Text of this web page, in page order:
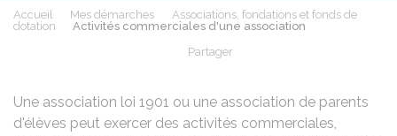
Accueil Mes démarches
Associations, fondations et fonds de
dotation
Activités commerciales d'une association
Partager
Une association loi 1901 ou une association de parents
d'élèves peut exercer des activités commerciales,